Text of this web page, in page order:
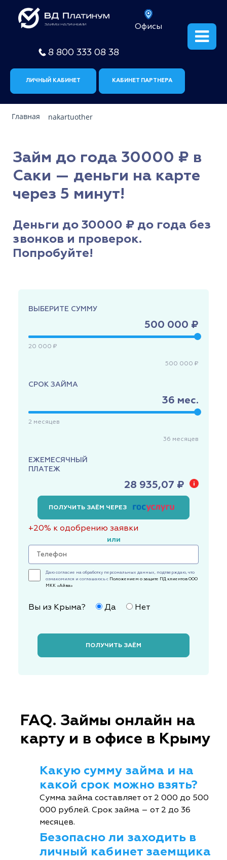
Офисы
8 800 333 08 38
ЛИЧНЫЙ КАБИНЕТ КАБИНЕТ ПАРТНЕРА
Главная nakartuother
Займ до года 30000 ₽ в
Саки — деньги на карте
через 5 минут!
Деньги до 30000 ₽ до года без
звонков и проверок.
Попробуйте!
ВЫБЕРИТЕ СУММУ
500 000 ₽
20 000 ₽
500 000 ₽
СРОК ЗАЙМА
36 мес.
2 месяцев
36 месяцев
ЕЖЕМЕСЯЧНЫЙ
ПЛАТЕЖ
28 935,07 ₽
ПОЛУЧИТЬ ЗАЁМ ЧЕРЕЗ
+20% к одобрению заявки
или
Даю согласие на обработку персональных данных, подтверждаю, что
ознакомился и соглашаюсь с Положением о защите ПД клиентов ООО
МКК «Айва»
Вы из Крыма? Да Нет
ПОЛУЧИТЬ ЗАЁМ
FAQ. Займы онлайн на
карту и в офисе в Крыму
Какую сумму займа и на
какой срок можно взять?
Сумма займа составляет от 2 000 до 500
000 рублей. Срок займа – от 2 до 36
месяцев.
Безопасно ли заходить в
личный кабинет заемщика